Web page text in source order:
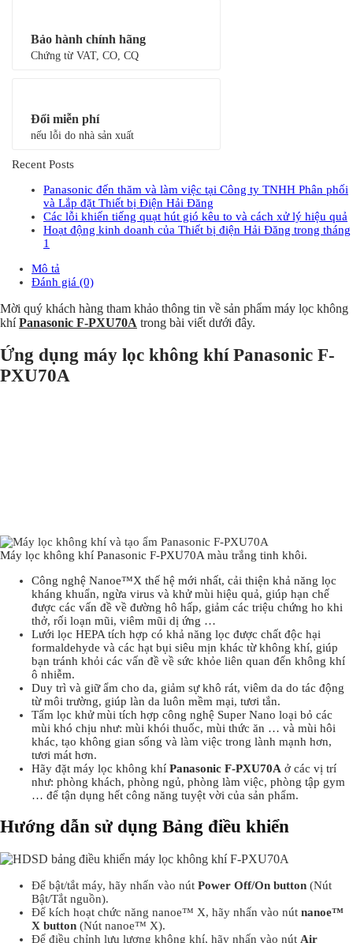
Bảo hành chính hãng
Chứng từ VAT, CO, CQ
Đổi miễn phí
nếu lỗi do nhà sản xuất
Recent Posts
Panasonic đến thăm và làm việc tại Công ty TNHH Phân phối
và Lắp đặt Thiết bị Điện Hải Đăng
Các lỗi khiến tiếng quạt hút gió kêu to và cách xử lý hiệu quả
Hoạt động kinh doanh của Thiết bị điện Hải Đăng trong tháng
1
Mô tả
Đánh giá (0)
Mời quý khách hàng tham khảo thông tin về sản phẩm máy lọc không
khíPanasonic F-PXU70A trong bài viết dưới đây.
Ứng dụng máy lọc không khí Panasonic F-
PXU70A
Máy lọc không khí Panasonic F-PXU70A màu trắng tinh khôi.
Công nghệ Nanoe™X thế hệ mới nhất, cải thiện khả năng lọc
kháng khuẩn, ngừa virus và khử mùi hiệu quả, giúp hạn chế
được các vấn đề về đường hô hấp, giảm các triệu chứng ho khi
thở, rối loạn mũi, viêm mũi dị ứng …
Lưới lọc HEPA tích hợp có khả năng lọc được chất độc hại
formaldehyde và các hạt bụi siêu mịn khác từ không khí, giúp
bạn tránh khỏi các vấn đề về sức khỏe liên quan đến không khí
ô nhiễm.
Duy trì và giữ ẩm cho da, giảm sự khô rát, viêm da do tác động
từ môi trường, giúp làn da luôn mềm mại, tươi tắn.
Tấm lọc khử mùi tích hợp công nghệ Super Nano loại bỏ các
mùi khó chịu như: mùi khói thuốc, mùi thức ăn … và mùi hôi
khác, tạo không gian sống và làm việc trong lành mạnh hơn,
tươi mát hơn.
Hãy đặt máy lọc không khí Panasonic F-PXU70A ở các vị trí
như: phòng khách, phòng ngủ, phòng làm việc, phòng tập gym
… để tận dụng hết công năng tuyệt vời của sản phẩm.
Hướng dẫn sử dụng Bảng điều khiển
Để bật/tắt máy, hãy nhấn vào nút Power Off/On button (Nút
Bật/Tắt nguồn).
Để kích hoạt chức năng nanoe™ X, hãy nhấn vào nút nanoe™
X button (Nút nanoe™ X).
Để điều chỉnh lưu lượng không khí, hãy nhấn vào nút Air